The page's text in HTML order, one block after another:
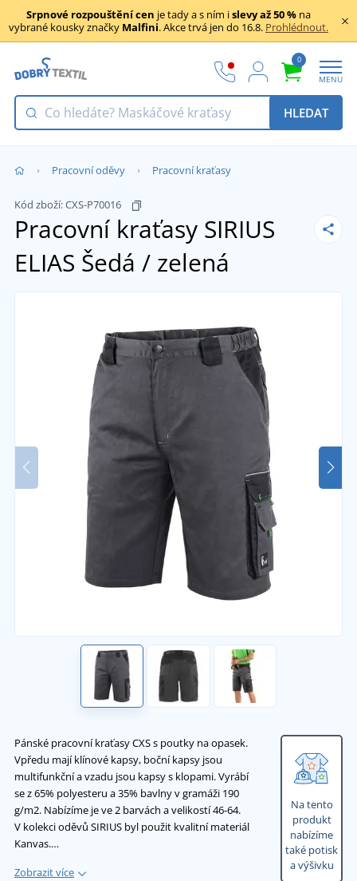
Srpnové rozpouštění cen je tady a s ním islevy až 50 % na
vybrané kousky značky Malfini. Akce trvá jen do 16.8. Prohlédnout.
0
MENU
HLEDAT
Pracovní oděvy Pracovní kraťasy
Kód zboží:CXS-P70016
Pracovní kraťasy SIRIUS
ELIAS Šedá / zelená
Pánské pracovní kraťasy CXS s poutky na opasek.
Vpředu mají klínové kapsy, boční kapsy jsou
multifunkční a vzadu jsou kapsy s klopami. Vyrábí
se z 65% polyesteru a 35% bavlny v gramáži 190
g/m2. Nabízíme je ve 2 barvách a velikostí 46-64.
V kolekci oděvů SIRIUS byl použit kvalitní materiál
Kanvas.…
Zobrazit více
Na tento
produkt
nabízíme
také potisk
a výšivku